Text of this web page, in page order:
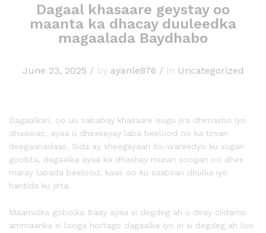
Dagaal khasaare geystay oo
maanta ka dhacay duuleedka
magaalada Baydhabo
June 23, 2025 /by ayanle876 /in Uncategorized
Dagaalkan, oo uu sababay khasaare isugu jira dhimasho iyo
dhaawac, ayaa u dhexeeyay laba beelood oo ka tirsan
deegaanadaas. Sida ay sheegayaan ilo-wareedyo ku sugan
goobta, dagaalka ayaa ka dhashay muran xoogan oo dhex
maray labada beelood, kaas oo ku saabsan dhulka iyo
hantida ku jirta.
Maamulka gobolka Baay ayaa si degdeg ah u diray ciidamo
ammaanka si looga hortago dagaalka iyo in si degdeg ah loo